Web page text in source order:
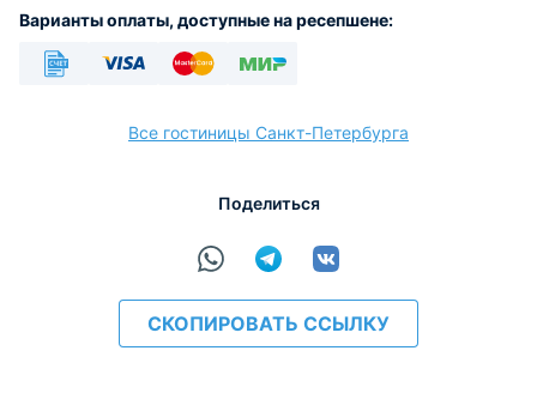
Варианты оплаты, доступные на ресепшене:
Все гостиницы Санкт-Петербурга
Поделиться
СКОПИРОВАТЬ ССЫЛКУ